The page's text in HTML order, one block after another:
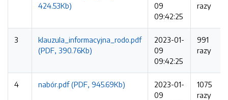
424.53Kb)
09
09:42:25
razy
3
klauzula_informacyjna_rodo.pdf
(PDF, 390.76Kb)
2023-01-
09
09:42:25
991
razy
4 nabór.pdf (PDF, 945.69Kb)
2023-01-
09
1075
razy